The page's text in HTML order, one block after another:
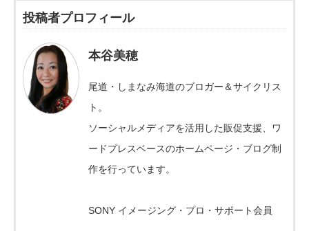
投稿者プロフィール
本谷美穂
尾道・しまなみ海道のブロガー＆サイクリス
ト。
ソーシャルメディアを活用した販促支援、ワ
ードプレスベースのホームページ・ブログ制
作を行っています。
SONY イメージング・プロ・サポート会員